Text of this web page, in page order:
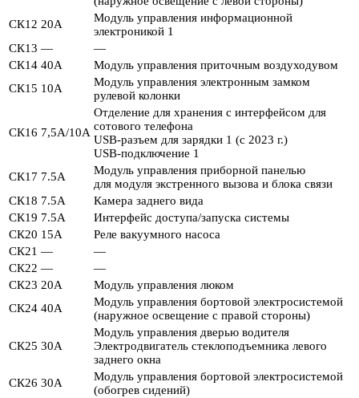
СК12 20А
Модуль управления информационной
электроникой 1
СК13 —
—
СК14 40А
Модуль управления приточным воздуходувом
СК15 10А
Модуль управления электронным замком
рулевой колонки
СК16 7,5А/10А
Отделение для хранения с интерфейсом для
сотового телефона
USB-разъем для зарядки 1 (с 2023 г.)
USB-подключение 1
СК17 7.5А
Модуль управления приборной панелью
для модуля экстренного вызова и блока связи
СК18 7.5А
Камера заднего вида
СК19 7.5А
Интерфейс доступа/запуска системы
СК20 15А
Реле вакуумного насоса
СК21 —
—
СК22 —
—
СК23 20А
Модуль управления люком
СК24 40А
Модуль управления бортовой электросистемой
(наружное освещение с правой стороны)
СК25 30А
Модуль управления дверью водителя
Электродвигатель стеклоподъемника левого
заднего окна
СК26 30А
Модуль управления бортовой электросистемой
(обогрев сидений)